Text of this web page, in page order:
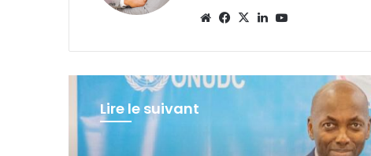
WebsiteFacebook
X Linkedin
Lire le suivant